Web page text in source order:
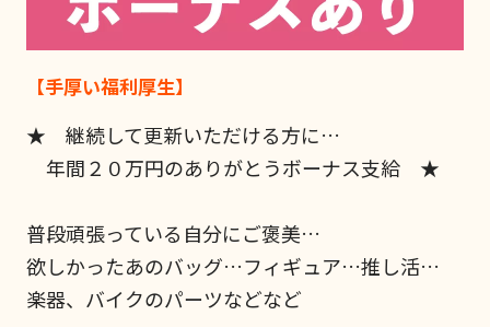
【手厚い福利厚生】
★ 継続して更新いただける方に…
年間２０万円のありがとうボーナス支給 ★
普段頑張っている自分にご褒美…
欲しかったあのバッグ…フィギュア…推し活…
楽器、バイクのパーツなどなど